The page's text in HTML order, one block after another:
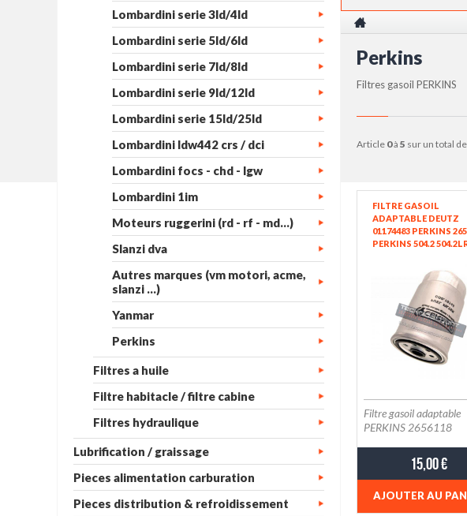
Lombardini serie 3ld/4ld
Lombardini serie 5ld/6ld
Lombardini serie 7ld/8ld
Lombardini serie 9ld/12ld
Lombardini serie 15ld/25ld
Lombardini ldw442 crs / dci
Lombardini focs - chd - lgw
Lombardini 1im
Moteurs ruggerini (rd - rf - md...)
Slanzi dva
Autres marques (vm motori, acme,
slanzi ...)
Yanmar
Perkins
Filtres a huile
Filtre habitacle / filtre cabine
Filtres hydraulique
Lubrification / graissage
Pieces alimentation carburation
Pieces distribution & refroidissement
Perkins
Filtres gasoil PERKINS
article 0à 5 sur un total de
FILTRE GASOIL
ADAPTABLE DEUTZ
01174483 PERKINS
PERKINS 504.2
UFI 24.355.00 / FIAT
F180.201.060.030
F4L913 BF4L913 F6L912
F6L913 BF6L913 F3L913
F4L912 / CASE D155
D358 ...)
Filtre gasoil adaptable
PERKINS 2656118
504.2T / SAME
/ UFI 24.355.00 / FIAT
FENDT
15,00 €
AJOUTER AU